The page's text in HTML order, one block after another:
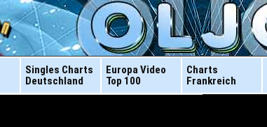
Singles Charts
Deutschland
Europa Video
Top 100
Charts
Frankreich